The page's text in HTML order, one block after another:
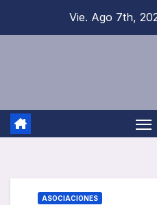
Vie. Ago 7th,
ASOCIACIONES